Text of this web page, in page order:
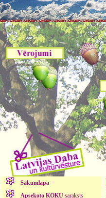
Sākumlapa
Apsekoto KOKUsaraksts